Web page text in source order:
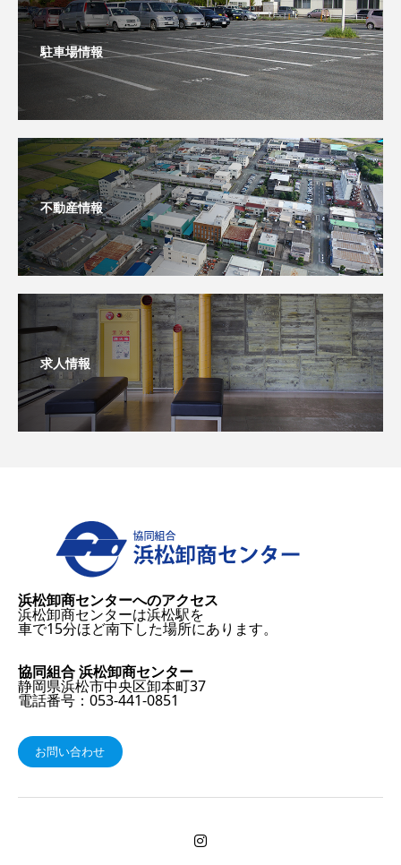
駐車場情報
不動産情報
求人情報
浜松卸商センターへのアクセス
浜松卸商センターは浜松駅を
車で15分ほど南下した場所にあります。
協同組合 浜松卸商センター
静岡県浜松市中央区卸本町37
電話番号：053-441-0851
お問い合わせ